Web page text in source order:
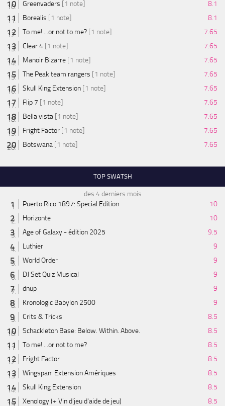
Greenvaders [1 note]
8.1
Borealis [1 note]
8.1
To me! ...or not to me? [1 note]
7.65
Clear 4 [1 note]
7.65
Manoir Bizarre [1 note]
7.65
The Peak team rangers [1 note]
7.65
Skull King Extension [1 note]
7.65
Flip 7 [1 note]
7.65
Bella vista [1 note]
7.65
Fright Factor [1 note]
7.65
Botswana [1 note] 7.65
TOP SWATSH
des 4 derniers mois
Puerto Rico 1897: Special Edition
10
Horizonte
10
Age of Galaxy - édition 2025
9.5
Luthier
9
World Order
9
DJ Set Quiz Musical
9
dnup
9
Kronologic Babylon 2500
9
Crits & Tricks
8.5
Schackleton Base: Below. Within. Above.
8.5
To me! ...or not to me?
8.5
Fright Factor
8.5
Wingspan: Extension Amériques
8.5
Skull King Extension
8.5
Xenology (+ Vin d'jeu d'aide de jeu)
8.5